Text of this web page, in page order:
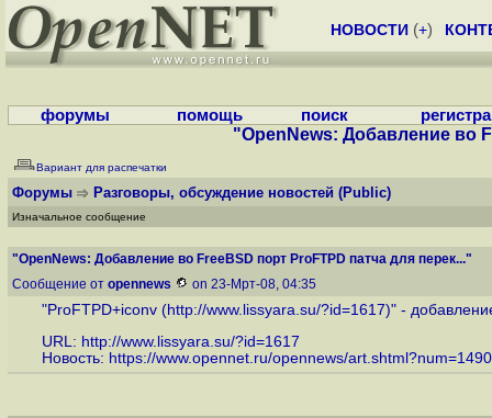
НОВОСТИ (+)
форумы помощь поиск
"OpenNews: Добавление во
Вариант для распечатки
Форумы Разговоры, обсуждение новостей (Public)
Изначальное сообщение
"OpenNews: Добавление во FreeBSD порт ProFTPD патча для перек..."
Сообщение от opennews on 23-Мрт-08, 04:35
"ProFTPD+iconv (http://www.lissyara.su/?id=1617)" -
URL: http://www.lissyara.su/?id=1617
Новость: https://www.opennet.ru/opennews/